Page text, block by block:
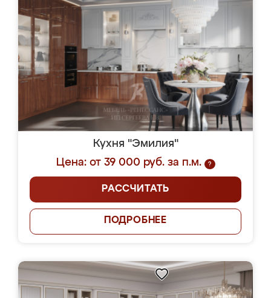
Кухня "Эмилия"
Цена: от 39 000 руб. за п.м.
?
РАССЧИТАТЬ
ПОДРОБНЕЕ